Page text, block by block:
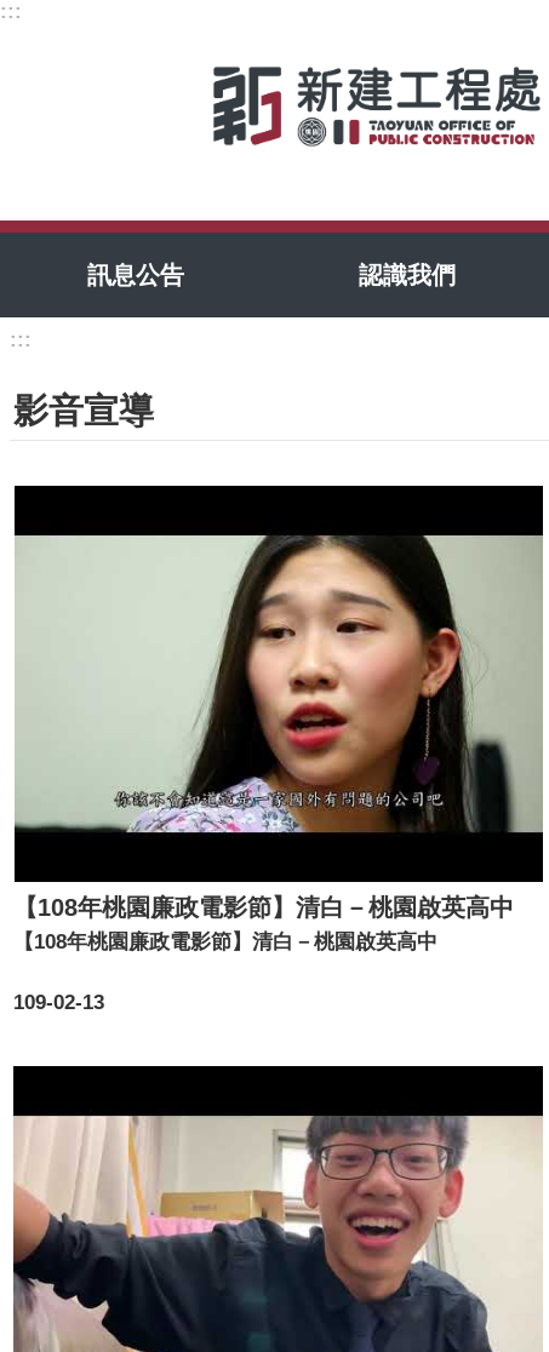
跳到主要內容區塊
:::
訊息公告 認識我們
:::
影音宣導
【108年桃園廉政電影節】清白－桃園啟英高中
109-02-13
【108年桃園廉政電影節】清白－桃園啟英高中